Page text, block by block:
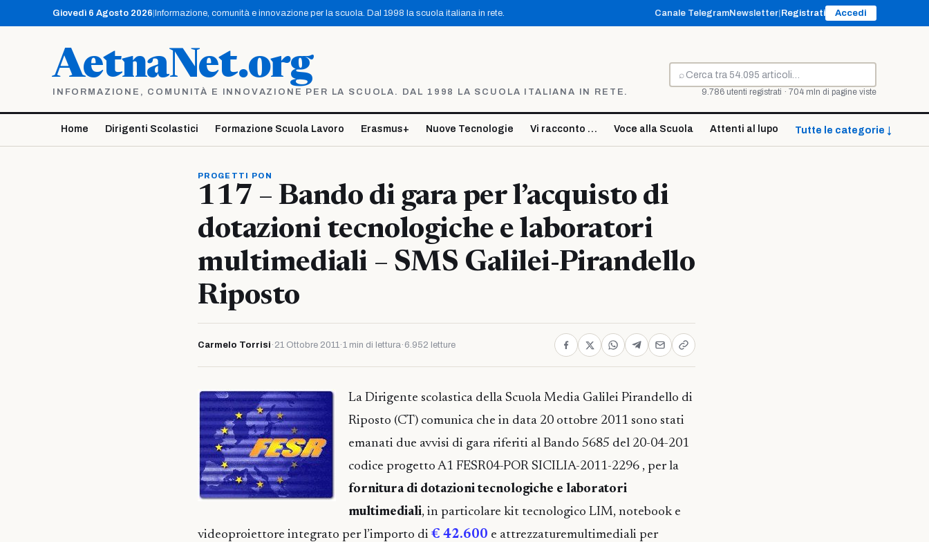
contenuto
Giovedì 6 Agosto 2026 Informazione, comunità e innovazione per la scuola. Dal 1998 la scuola italiana in rete. Canale TelegramNewsletter Registrati Accedi
AetnaNet.org
INFORMAZIONE, COMUNITÀ E INNOVAZIONE PER LA SCUOLA. DAL 1998 LA SCUOLA ITALIANA IN RETE.
⌕
Cerca
9.786 utenti registrati · 704 mln di pagine viste
Home Dirigenti Scolastici Formazione Scuola Lavoro Erasmus+ Nuove Tecnologie Vi racconto … Voce alla Scuola Attenti al lupo Tutte le categorie ↓
PROGETTI PON
117 – Bando di gara per l’acquisto di
dotazioni tecnologiche e laboratori
multimediali – SMS Galilei-Pirandello
Riposto
Carmelo Torrisi · 21 Ottobre 2011·1 min di lettura· 6.952 letture
La Dirigente scolastica della Scuola Media Galilei Pirandello di
Riposto (CT) comunica che in data 20 ottobre 2011 sono stati
emanati due avvisi di gara riferiti al Bando 5685 del 20-04-201
codice progetto A1 FESR04-POR SICILIA-2011-2296 , per la
fornitura di dotazioni tecnologiche e laboratori
multimediali, in particolare kit tecnologico LIM, notebook e
videoproiettore integrato per l’importo di € 42.600 e attrezzaturemultimediali per